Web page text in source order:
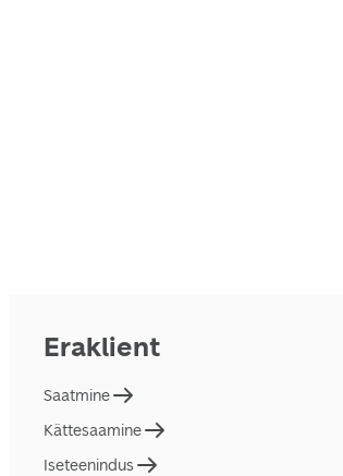
Eraklient
Saatmine
Kättesaamine
Iseteenindus